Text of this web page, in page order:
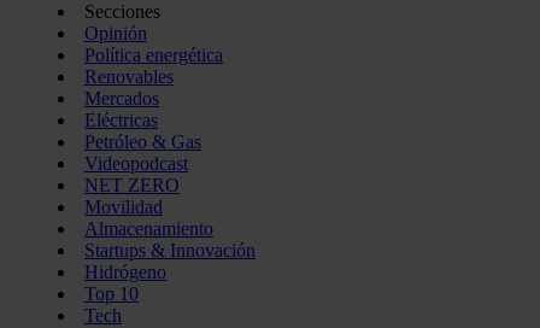
Secciones
Opinión
Política energética
Renovables
Mercados
Eléctricas
Petróleo & Gas
Videopodcast
NET ZERO
Movilidad
Almacenamiento
Startups & Innovación
Hidrógeno
Top 10
Tech